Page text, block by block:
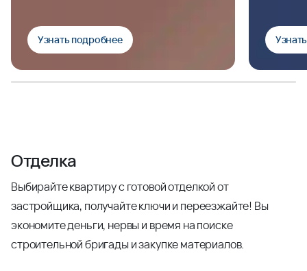
Узнать подробнее
Отделка
Выбирайте квартиру с готовой отделкой от
застройщика, получайте ключи и переезжайте! Вы
экономите деньги, нервы и время на поиске
строительной бригады и закупке материалов.